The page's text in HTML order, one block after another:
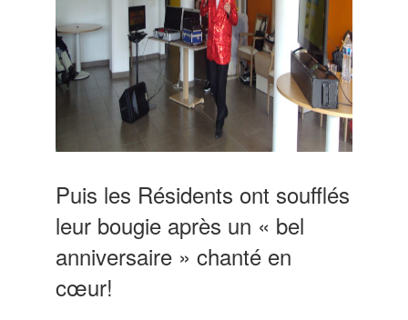
Puis les Résidents ont soufflés
leur bougie après un « bel
anniversaire » chanté en
cœur!